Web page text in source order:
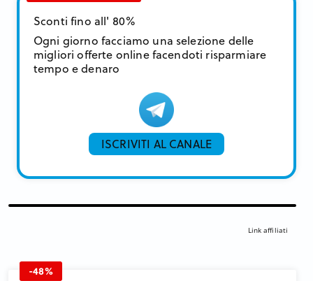
Sconti fino all' 80%
Ogni giorno facciamo una selezione delle
migliori offerte online facendoti risparmiare
tempo e denaro
ISCRIVITI AL CANALE
Link affiliati
-48%